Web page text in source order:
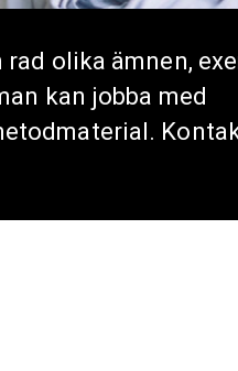
olika ämnen,
kan jobba med